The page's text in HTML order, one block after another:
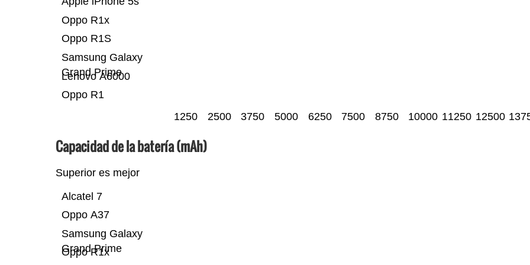
Oppo R1
Lenovo A6000
Samsung Galaxy
Grand Prime
Oppo R1S
Oppo R1x
1250 2500 3750 5000 6250 7500 8750 10000 11250 12500
Capacidad de la batería (mAh)
Superior es mejor
Oppo R1x
Samsung Galaxy
Grand Prime
Oppo A37
Alcatel 7